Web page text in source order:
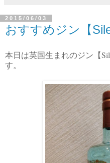
2015/06/03
おすすめジン【
本日は英国生まれのジン【
す。